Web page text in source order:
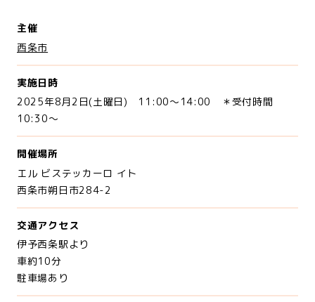
主催
西条市
実施日時
2025年8月2日(土曜日) 11:00～14:00 ＊受付時間
10:30～
開催場所
エル ビステッカーロ イト
西条市朔日市284-2
交通アクセス
伊予西条駅より
車約10分
駐車場あり